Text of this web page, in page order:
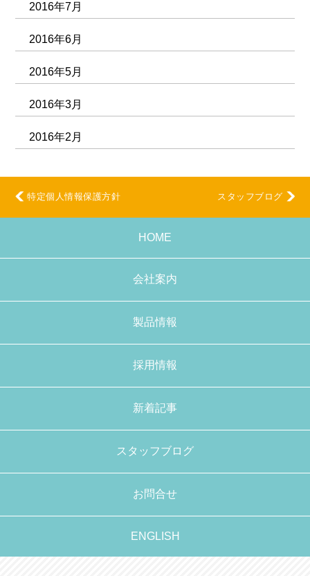
2016年7月
2016年6月
2016年5月
2016年3月
2016年2月
特定個人情報保護方針 スタッフブログ
HOME
会社案内
製品情報
採用情報
新着記事
スタッフブログ
お問合せ
ENGLISH